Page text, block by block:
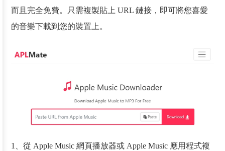
而且完全免費。只需複製貼上 URL 鏈接，即可將您喜愛
的音樂下載到您的裝置上。
1、從 Apple Music 網頁播放器或 Apple Music 應用程式複